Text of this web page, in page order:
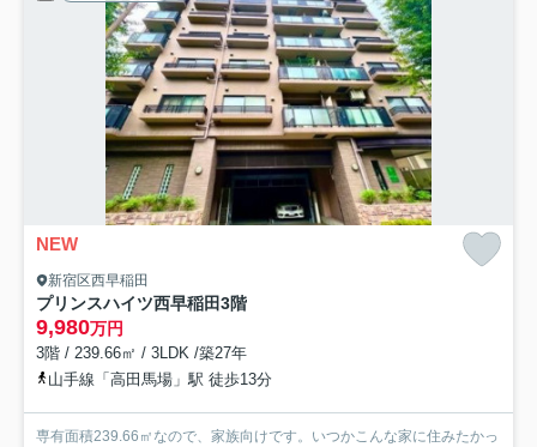
NEW
新宿区西早稲田
プリンスハイツ西早稲田3階
9,980万円
3階 / 239.66㎡ / 3LDK /築27年
山手線「高田馬場」駅 徒歩13分
専有面積239.66㎡なので、家族向けです。いつかこんな家に住みたかっ